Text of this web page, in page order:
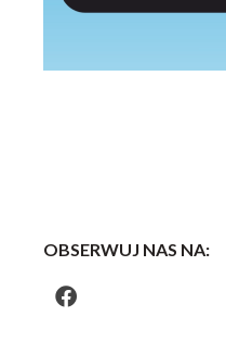
OBSERWUJ NAS NA: